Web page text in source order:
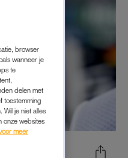
browser
wanneer je
te
delen met
toestemming
Wil je niet alles
onze websites
meer